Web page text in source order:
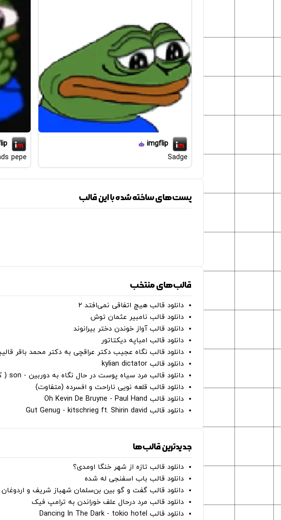
imgflip
Sadge
pepe
پست‌های ساخته شده با این قالب
قالب‌های منتخب
دانلود قالب هیچ اتفاقی نمی‌افتد ۲
دانلود قالب نامبیر عثمان ‌توش
دانلود قالب آواز خوندن دختر بیرانوند
دانلود قالب امباپه دیکتاتور
دانلود قالب نگاه عجیب دکتر عراقچی به دکتر محمد باقر
دانلود قالب kylian dictator
دانلود قالب مرد سیاه پوست در حال نگاه به دوربین - son ( کیفیت بیشتر )
دانلود قالب قلعه نویی ناراحت و افسرده (متفاوت)
دانلود قالب Oh Kevin De Bruyne - Paul Hand
دانلود قالب Gut Genug - kitschrieg ft. Shirin david
جدیدترین قالب‌ها
دانلود قالب تازه از شهر خنگا اومدی؟
دانلود قالب باب اسفنجی له شده
دانلود قالب گفت و گو بین بن‌سلمان شهباز شریف و اردوغان
دانلود قالب مرد درحال علف خوراندن به ترامپ فیک
دانلود قالب Dancing In The Dark - tokio hotel